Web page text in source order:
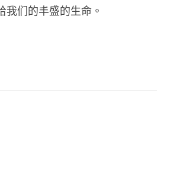
我们的丰盛的生命。